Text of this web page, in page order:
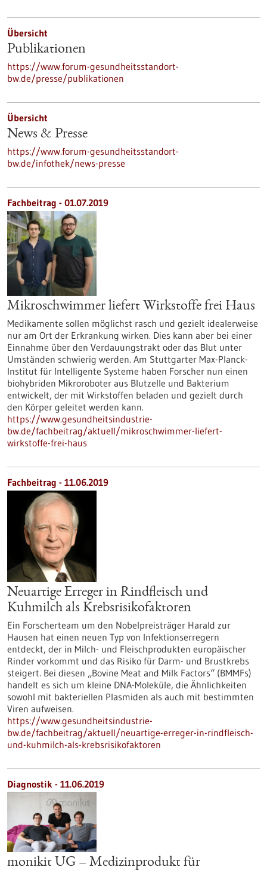
Übersicht
Publikationen
https://www.forum-gesundheitsstandort-
bw.de/presse/publikationen
Übersicht
News & Presse
https://www.forum-gesundheitsstandort-
bw.de/infothek/news-presse
Fachbeitrag - 01.07.2019
Mikroschwimmer liefert Wirkstoffe frei Haus
Medikamente sollen möglichst rasch und gezielt idealerweise
nur am Ort der Erkrankung wirken. Dies kann aber bei einer
Einnahme über den Verdauungstrakt oder das Blut unter
Umständen schwierig werden. Am Stuttgarter Max-Planck-
Institut für Intelligente Systeme haben Forscher nun einen
biohybriden Mikroroboter aus Blutzelle und Bakterium
entwickelt, der mit Wirkstoffen beladen und gezielt durch
den Körper geleitet werden kann.
https://www.gesundheitsindustrie-
bw.de/fachbeitrag/aktuell/mikroschwimmer-liefert-
wirkstoffe-frei-haus
Fachbeitrag - 11.06.2019
Neuartige Erreger in Rindfleisch und
Kuhmilch als Krebsrisikofaktoren
Ein Forscherteam um den Nobelpreisträger Harald zur
Hausen hat einen neuen Typ von Infektionserregern
entdeckt, der in Milch- und Fleischprodukten europäischer
Rinder vorkommt und das Risiko für Darm- und Brustkrebs
steigert. Bei diesen „Bovine Meat and Milk Factors“ (BMMFs)
handelt es sich um kleine DNA-Moleküle, die Ähnlichkeiten
sowohl mit bakteriellen Plasmiden als auch mit bestimmten
Viren aufweisen.
https://www.gesundheitsindustrie-
bw.de/fachbeitrag/aktuell/neuartige-erreger-in-rindfleisch-
und-kuhmilch-als-krebsrisikofaktoren
Diagnostik - 11.06.2019
monikit UG – Medizinprodukt für